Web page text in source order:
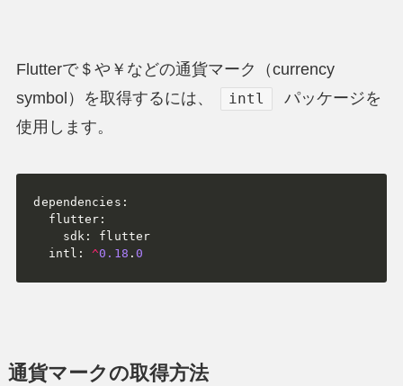
Flutterで＄や￥などの通貨マーク（currency
symbol）を取得するには、
intl
パッケージを
使用します。
dependencies :
  flutter
:
    sdk
:
flutter
  intl
: ^0.18 . 0
通貨マークの取得方法